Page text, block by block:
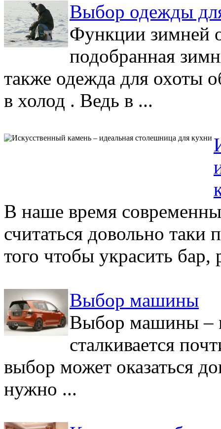
Выбор одежды
Функции зимней
подобранная
также одежда для охоты
в холод . Ведь в ...
В наше время
считаться довольно
того чтобы украсить
Выбор машины
Выбор машины –
сталкивается
выбор может оказаться
нужно ...